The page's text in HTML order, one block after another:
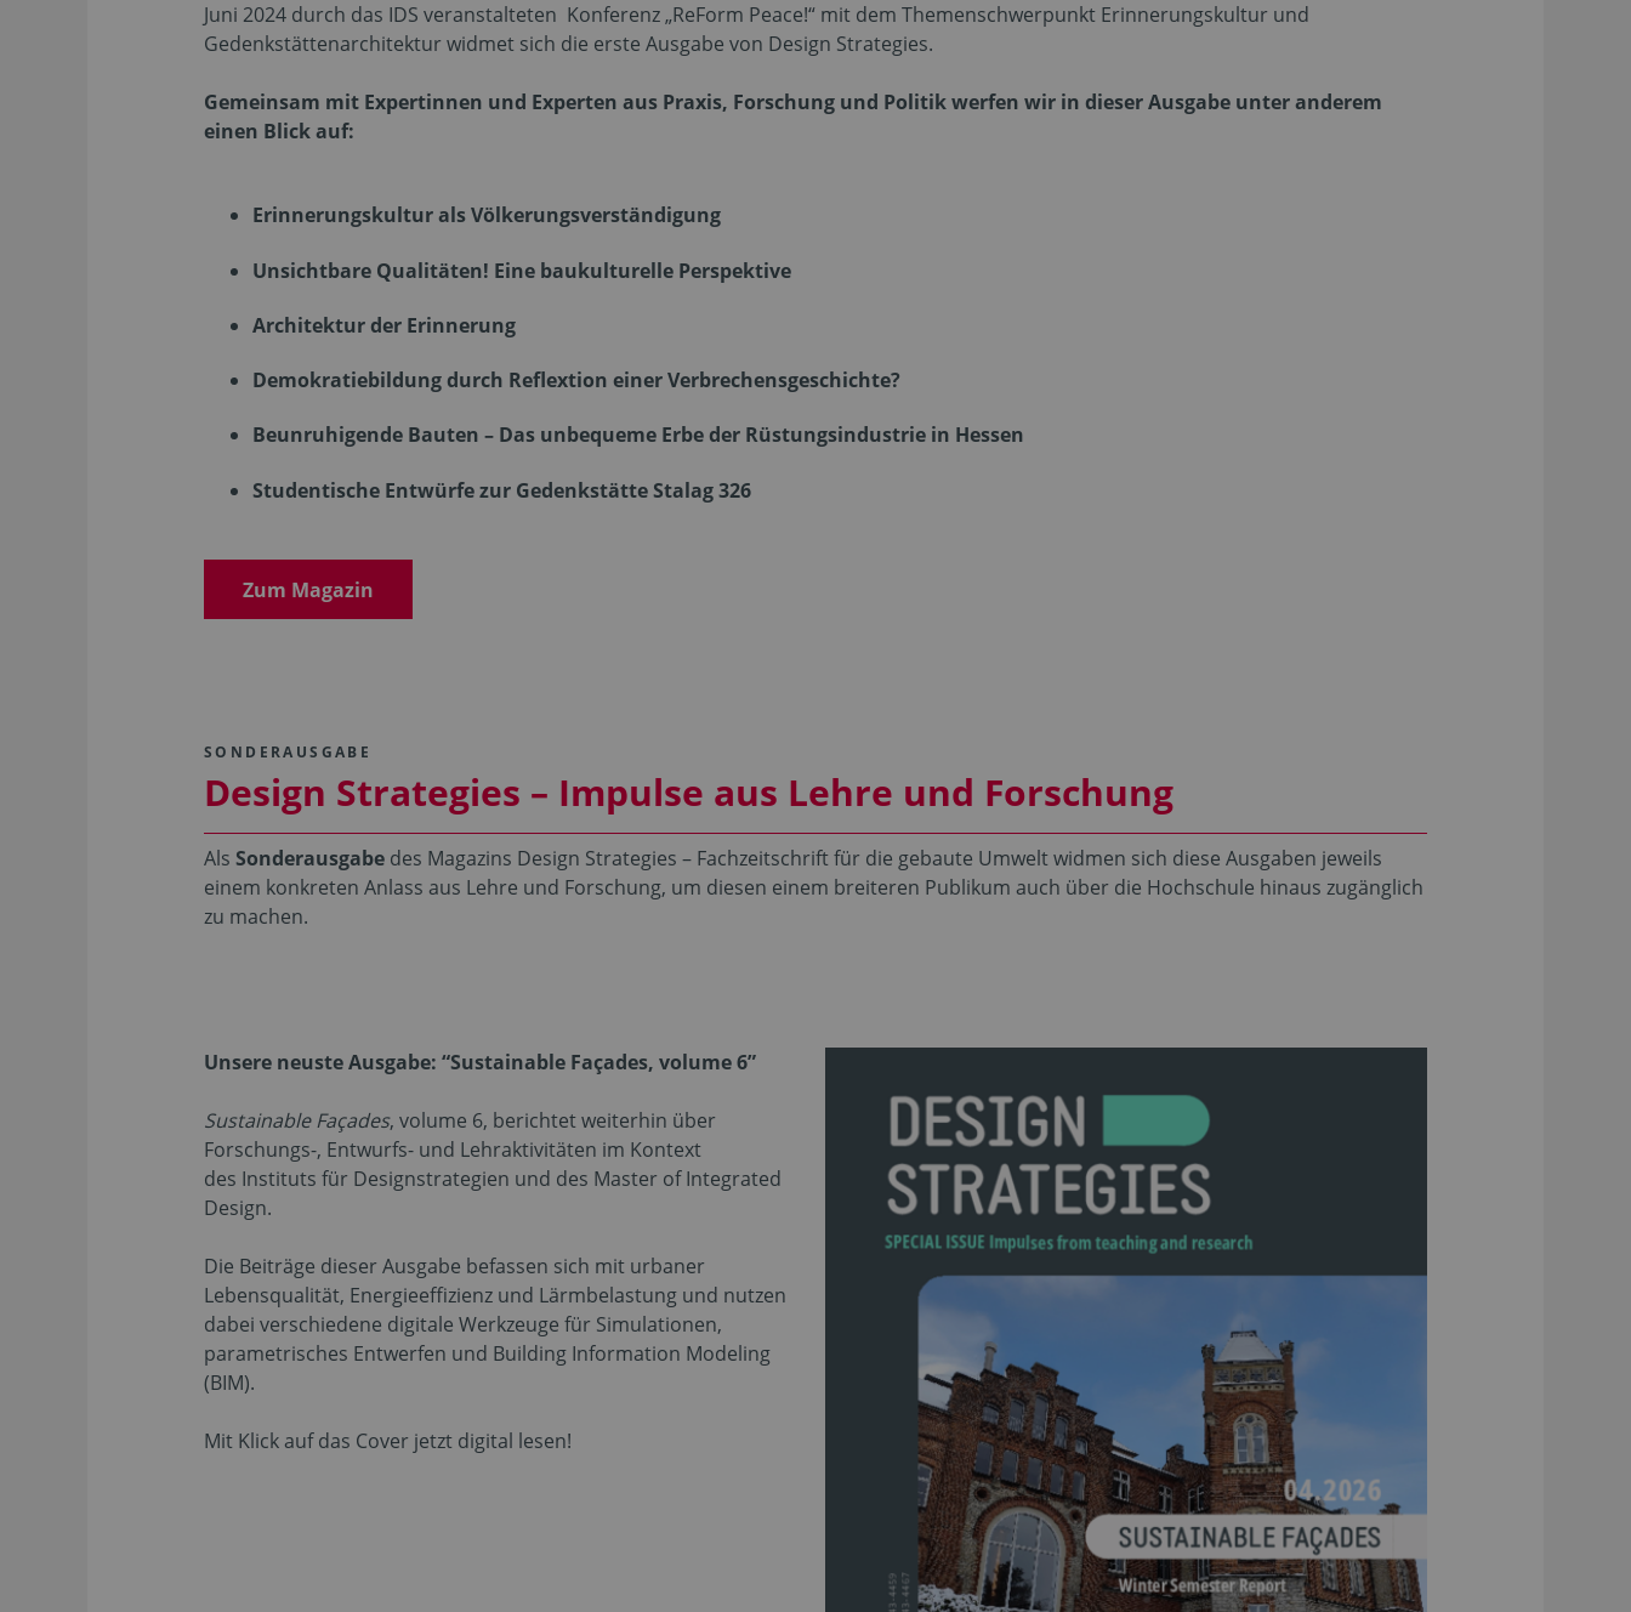
Juni 2024 durch das IDS veranstalteten Konferenz „ReForm Peace!“ mit dem Themenschwerpunkt Erinnerungskultur und
Gedenkstättenarchitektur widmet sich die erste Ausgabe von Design Strategies.
Gemeinsam mit Expertinnen und Experten aus Praxis, Forschung und Politik werfen wir in dieser Ausgabe unter anderem
einen Blick auf:
Erinnerungskultur als Völkerungsverständigung
Unsichtbare Qualitäten! Eine baukulturelle Perspektive
Architektur der Erinnerung
Demokratiebildung durch Reflextion einer Verbrechensgeschichte?
Beunruhigende Bauten – Das unbequeme Erbe der Rüstungsindustrie in Hessen
Studentische Entwürfe zur Gedenkstätte Stalag 326
Zum Magazin
SONDERAUSGABE
Design Strategies – Impulse aus Lehre und Forschung
Als Sonderausgabe des Magazins Design Strategies – Fachzeitschrift für die gebaute Umwelt widmen sich diese Ausgaben jeweils
einem konkreten Anlass aus Lehre und Forschung, um diesen einem breiteren Publikum auch über die Hochschule hinaus zugänglich
zu machen.
Unsere neuste Ausgabe: “Sustainable Façades, volume 6”
Sustainable Façades, volume 6, berichtet weiterhin über
Forschungs-, Entwurfs- und Lehraktivitäten im Kontext
des Instituts für Designstrategien und des Master of Integrated
Design.
Die Beiträge dieser Ausgabe befassen sich mit urbaner
Lebensqualität, Energieeffizienz und Lärmbelastung und nutzen
dabei verschiedene digitale Werkzeuge für Simulationen,
parametrisches Entwerfen und Building Information Modeling
(BIM).
Mit Klick auf das Cover jetzt digital lesen!